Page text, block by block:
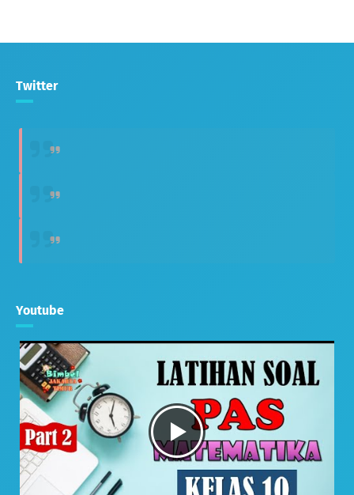
Twitter
Youtube